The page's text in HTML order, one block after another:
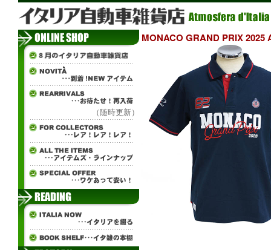
（随時更新）
MONACO GRAND PRIX 2025